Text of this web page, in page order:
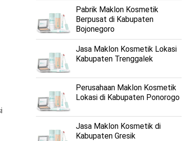
Pabrik Maklon Kosmetik
Berpusat di Kabupaten
Bojonegoro
Jasa Maklon Kosmetik Lokasi
Kabupaten Trenggalek
Perusahaan Maklon Kosmetik
Lokasi di Kabupaten Ponorogo
Jasa Maklon Kosmetik di
Kabupaten Gresik